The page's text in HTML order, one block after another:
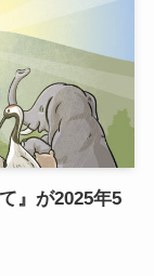
』が2025年5